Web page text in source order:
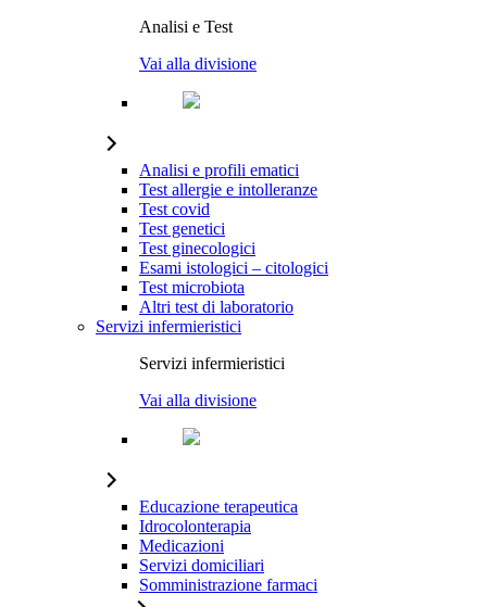
Analisi e Test
Vai alla divisione
Analisi e profili ematici
Test allergie e intolleranze
Test covid
Test genetici
Test ginecologici
Esami istologici – citologici
Test microbiota
Altri test di laboratorio
Servizi infermieristici
Servizi infermieristici
Vai alla divisione
Educazione terapeutica
Idrocolonterapia
Medicazioni
Servizi domiciliari
Somministrazione farmaci